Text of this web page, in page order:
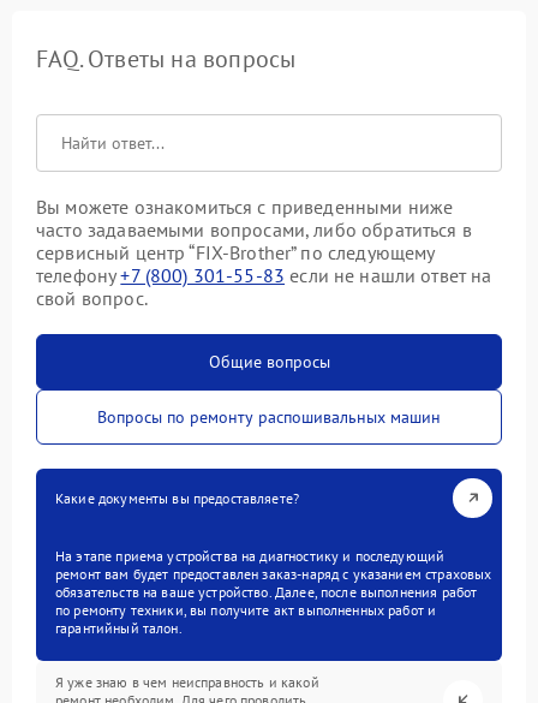
FAQ. Ответы на вопросы
Вы можете ознакомиться с приведенными ниже
часто задаваемыми вопросами, либо обратиться в
сервисный центр “FIX-Brother” по следующему
телефону+7 (800) 301-55-83 если не нашли ответ на
свой вопрос.
Общие вопросы
Вопросы по ремонту распошивальных машин
Какие документы вы предоставляете?
На этапе приема устройства на диагностику и последующий
ремонт вам будет предоставлен заказ-наряд с указанием страховых
обязательств на ваше устройство. Далее, после выполнения работ
по ремонту техники, вы получите акт выполненных работ и
гарантийный талон.
Я уже знаю в чем неисправность и какой